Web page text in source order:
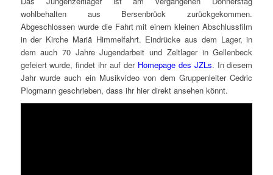
wohlbehalten aus Bersenbrück zurückgekommen.
Abgeschlossen wurde die Fahrt mit einem kleinen Abschlussfilm
in der Kirche Mariä Himmelfahrt. Eindrücke aus dem Lager, in
dem auch 70 Jahre Jugendarbeit und Zeltlager in Gellenbeck
gefeiert wurde, findet ihr auf der Homepage des JZLs. In diesem
Jahr wurde auch ein Musikvideo von dem Gruppenleiter Cedric
Plogmann geschrieben, dass ihr hier direkt ansehen könnt.